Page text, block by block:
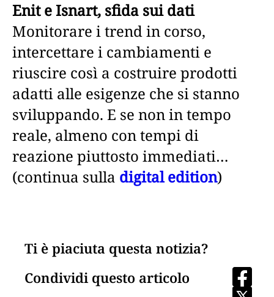
Enit e Isnart, sfida sui dati
Monitorare i trend in corso,
intercettare i cambiamenti e
riuscire così a costruire prodotti
adatti alle esigenze che si stanno
sviluppando. E se non in tempo
reale, almeno con tempi di
reazione piuttosto immediati…
(continua sulla digital edition)
Ti è piaciuta questa notizia?
Condividi questo articolo